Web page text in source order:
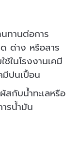
ทานต่อการ
ด่าง หรือสาร
ช้ในโรงงานเคมี
มีปนเปื้อน
กับน้ำทะเลหรือ
รน้ำมัน